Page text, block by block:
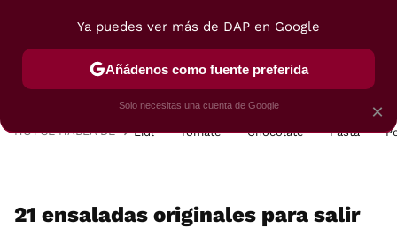
POSTRES VIAJES SELECCIÓN VEGUI
HOY SE HABLA DE Lidl Tomate Chocolate Pasta
21 ensaladas originales para salir
×
Ya puedes ver más de DAP en Google
Añádenos como fuente preferida
Solo necesitas una cuenta de Google